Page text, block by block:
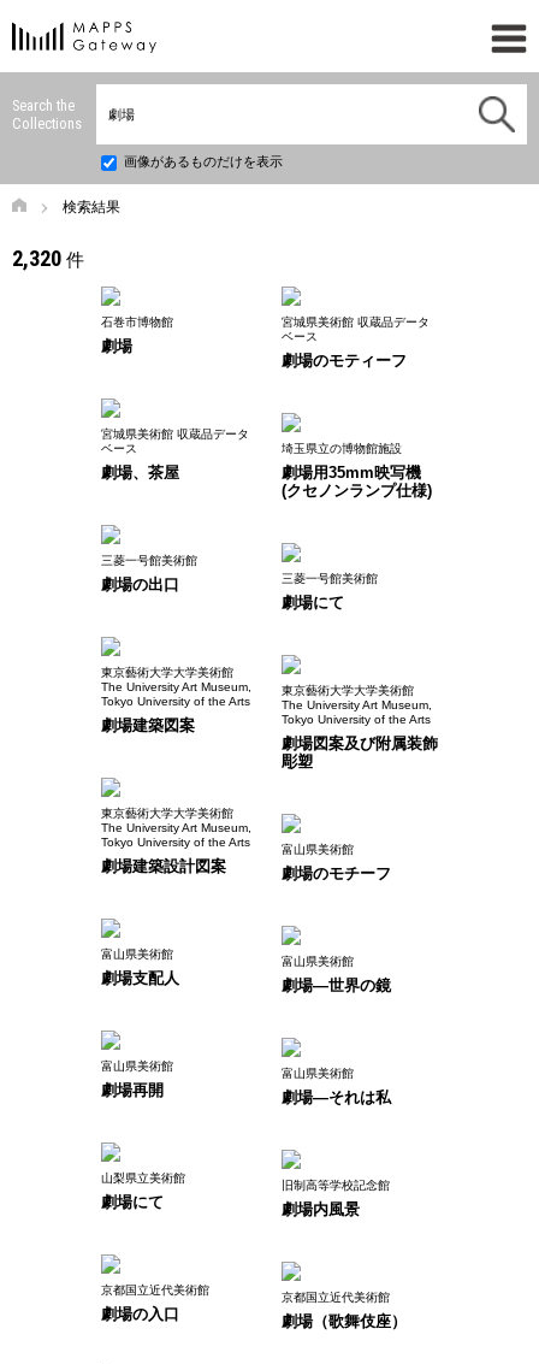
Search the
Collections
画像があるものだけを表示
検索結果
2,320 件
石巻市博物館
劇場
宮城県美術館 収蔵品データ
ベース
劇場のモティーフ
宮城県美術館 収蔵品データ
ベース
劇場、茶屋
埼玉県立の博物館施設
劇場用35mm映写機
(クセノンランプ仕様)
三菱一号館美術館
劇場の出口 三菱一号館美術館
劇場にて
東京藝術大学大学美術館
The University Art Museum,
Tokyo University of the Arts
劇場建築図案
東京藝術大学大学美術館
The University Art Museum,
Tokyo University of the Arts
劇場図案及び附属装飾
彫塑
東京藝術大学大学美術館
The University Art Museum,
Tokyo University of the Arts
劇場建築設計図案
富山県美術館
劇場のモチーフ
富山県美術館
劇場支配人
富山県美術館
劇場―世界の鏡
富山県美術館
劇場再開
富山県美術館
劇場―それは私
山梨県立美術館
劇場にて
旧制高等学校記念館
劇場内風景
京都国立近代美術館
劇場の入口
京都国立近代美術館
劇場（歌舞伎座）